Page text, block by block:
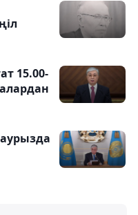
15.00-